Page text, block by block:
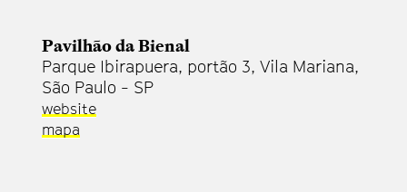
Pavilhão da Bienal
Parque Ibirapuera, portão 3, Vila Mariana,
São Paulo - SP
website
mapa